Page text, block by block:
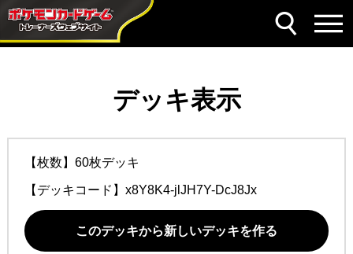
デッキ表示
【枚数】60枚デッキ
【デッキコード】 x8Y8K4-jlJH7Y-DcJ8Jx
このデッキから新しいデッキを作る